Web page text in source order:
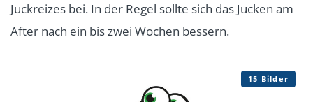
Juckreizes bei. In der Regel sollte sich das Jucken am
After nach ein bis zwei Wochen bessern.
15 Bilder